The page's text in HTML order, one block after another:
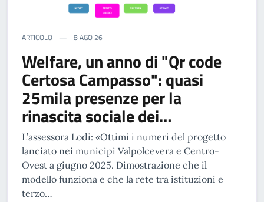
ARTICOLO 8 AGO 26
Welfare, un anno di "Qr code
Certosa Campasso": quasi
25mila presenze per la
rinascita sociale dei…
L’assessora Lodi: «Ottimi i numeri del progetto
lanciato nei municipi Valpolcevera e Centro-
Ovest a giugno 2025. Dimostrazione che il
modello funziona e che la rete tra istituzioni e
terzo…